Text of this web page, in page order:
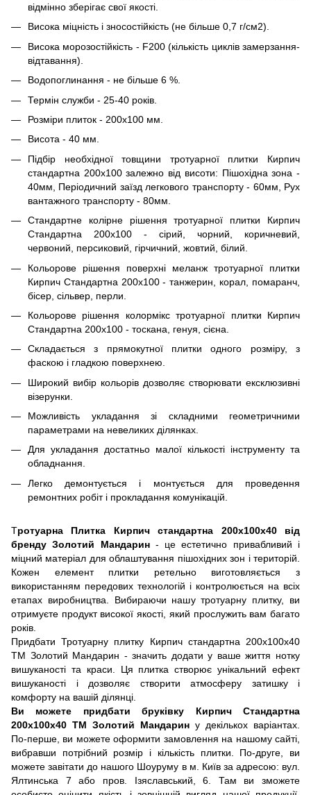
відмінно зберігає свої якості.
Висока міцність і зносостійкість (не більше 0,7 г/см2).
Висока морозостійкість - F200 (кількість циклів замерзання-
відтавання).
Водопоглинання - не більше 6 %.
Термін служби - 25-40 років.
Розміри плиток - 200х100 мм.
Висота - 40 мм.
Підбір необхідної товщини тротуарної плитки Кирпич
стандартна 200х100 залежно від висоти: Пішохідна зона -
40мм, Періодичний заїзд легкового транспорту - 60мм, Рух
вантажного транспорту - 80мм.
Стандартне колірне рішення тротуарної плитки Кирпич
Стандартна 200х100 - сірий, чорний, коричневий,
червоний, персиковий, гірчичний, жовтий, білий.
Кольорове рішення поверхні меланж тротуарної плитки
Кирпич Стандартна 200х100 - танжерин, корал, помаранч,
бісер, сільвер, перли.
Кольорове рішення колормікс тротуарної плитки Кирпич
Стандартна 200х100 - тоскана, генуя, сієна.
Складається з прямокутної плитки одного розміру, з
фаскою і гладкою поверхнею.
Широкий вибір кольорів дозволяє створювати ексклюзивні
візерунки.
Можливість укладання зі складними геометричними
параметрами на невеликих ділянках.
Для укладання достатньо малої кількості інструменту та
обладнання.
Легко демонтується і монтується для проведення
ремонтних робіт і прокладання комунікацій.
Тротуарна Плитка Кирпич стандартна 200х100х40 від
бренду Золотий Мандарин- це естетично привабливий і
міцний матеріал для облаштування пішохідних зон і територій.
Кожен елемент плитки ретельно виготовляється з
використанням передових технологій і контролюється на всіх
етапах виробництва. Вибираючи нашу тротуарну плитку, ви
отримуєте продукт високої якості, який прослужить вам багато
років.
Придбати Тротуарну плитку Кирпич стандартна 200х100х40
ТМ Золотий Мандарин - значить додати у ваше життя нотку
вишуканості та краси. Ця плитка створює унікальний ефект
вишуканості і дозволяє створити атмосферу затишку і
комфорту на вашій ділянці.
Ви можете придбати бруківку Кирпич Стандартна
200х100х40 ТМ Золотий Мандарин у декількох варіантах.
По-перше, ви можете оформити замовлення на нашому сайті,
вибравши потрібний розмір і кількість плитки. По-друге, ви
можете завітати до нашого Шоуруму в м. Київ за адресою: вул.
Ялтинська 7 або пров. Ізяславський, 6. Там ви зможете